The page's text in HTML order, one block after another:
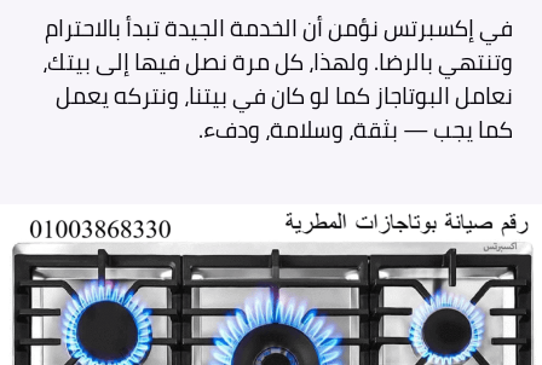
في إكسبرتس نؤمن أن الخدمة الجيدة تبدأ بالاحترام
وتنتهي بالرضا. ولهذا، كل مرة نصل فيها إلى بيتك،
نعامل البوتاجاز كما لو كان في بيتنا، ونتركه يعمل
كما يجب — بثقة، وسلامة، ودفء.